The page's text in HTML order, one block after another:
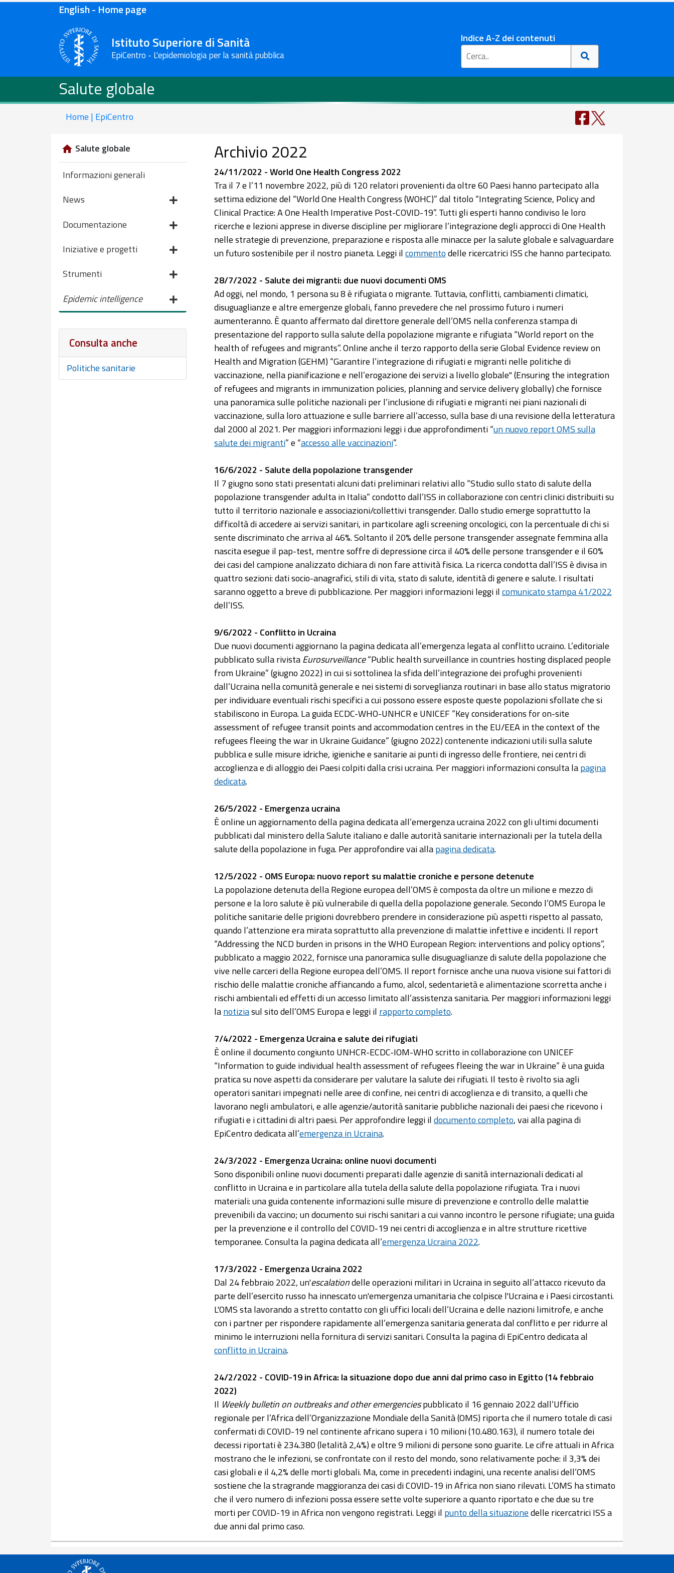
English - Home page
Istituto Superiore di Sanità
EpiCentro - L'epidemiologia per la sanità pubblica
Indice A-Z dei contenuti
Salute globale
Home | EpiCentro
Salute globale
Informazioni generali
News
Documentazione
Iniziative e progetti
Strumenti
Epidemic intelligence
Consulta anche
Politiche sanitarie
Archivio 2022
24/11/2022 - World One Health Congress 2022
Tra il 7 e l’11 novembre 2022, più di 120 relatori provenienti da oltre 60 Paesi hanno partecipato alla
settima edizione del “World One Health Congress (WOHC)” dal titolo “Integrating Science, Policy and
Clinical Practice: A One Health Imperative Post-COVID-19”. Tutti gli esperti hanno condiviso le loro
ricerche e lezioni apprese in diverse discipline per migliorare l’integrazione degli approcci di One Health
nelle strategie di prevenzione, preparazione e risposta alle minacce per la salute globale e salvaguardare
un futuro sostenibile per il nostro pianeta. Leggi ilcommentodelle ricercatrici ISS che hanno partecipato.
28/7/2022 - Salute dei migranti: due nuovi documenti OMS
Ad oggi, nel mondo, 1 persona su 8 è rifugiata o migrante. Tuttavia, conflitti, cambiamenti climatici,
disuguaglianze e altre emergenze globali, fanno prevedere che nel prossimo futuro i numeri
aumenteranno. È quanto affermato dal direttore generale dell’OMS nella conferenza stampa di
presentazione del rapporto sulla salute della popolazione migrante e rifugiata “World report on the
health of refugees and migrants”. Online anche il terzo rapporto della serie Global Evidence review on
Health and Migration (GEHM) “Garantire l’integrazione di rifugiati e migranti nelle politiche di
vaccinazione, nella pianificazione e nell’erogazione dei servizi a livello globale" (Ensuring the integration
of refugees and migrants in immunization policies, planning and service delivery globally) che fornisce
una panoramica sulle politiche nazionali per l’inclusione di rifugiati e migranti nei piani nazionali di
vaccinazione, sulla loro attuazione e sulle barriere all’accesso, sulla base di una revisione della letteratura
dal 2000 al 2021. Per maggiori informazioni leggi i due approfondimenti “un nuovo report OMS sulla
salute dei migranti” e “accesso alle vaccinazioni”.
16/6/2022 - Salute della popolazione transgender
Il 7 giugno sono stati presentati alcuni dati preliminari relativi allo “Studio sullo stato di salute della
popolazione transgender adulta in Italia” condotto dall’ISS in collaborazione con centri clinici distribuiti su
tutto il territorio nazionale e associazioni/collettivi transgender. Dallo studio emerge soprattutto la
difficoltà di accedere ai servizi sanitari, in particolare agli screening oncologici, con la percentuale di chi si
sente discriminato che arriva al 46%. Soltanto il 20% delle persone transgender assegnate femmina alla
nascita esegue il pap-test, mentre soffre di depressione circa il 40% delle persone transgender e il 60%
dei casi del campione analizzato dichiara di non fare attività fisica. La ricerca condotta dall’ISS è divisa in
quattro sezioni: dati socio-anagrafici, stili di vita, stato di salute, identità di genere e salute. I risultati
saranno oggetto a breve di pubblicazione. Per maggiori informazioni leggi ilcomunicato stampa 41/2022
dell’ISS.
9/6/2022 - Conflitto in Ucraina
Due nuovi documenti aggiornano la pagina dedicata all’emergenza legata al conflitto ucraino. L’editoriale
pubblicato sulla rivistaEurosurveillance“Public health surveillance in countries hosting displaced people
from Ukraine” (giugno 2022) in cui si sottolinea la sfida dell’integrazione dei profughi provenienti
dall’Ucraina nella comunità generale e nei sistemi di sorveglianza routinari in base allo status migratorio
per individuare eventuali rischi specifici a cui possono essere esposte queste popolazioni sfollate che si
stabiliscono in Europa. La guida ECDC-WHO-UNHCR e UNICEF “Key considerations for on-site
assessment of refugee transit points and accommodation centres in the EU/EEA in the context of the
refugees fleeing the war in Ukraine Guidance” (giugno 2022) contenente indicazioni utili sulla salute
pubblica e sulle misure idriche, igieniche e sanitarie ai punti di ingresso delle frontiere, nei centri di
accoglienza e di alloggio dei Paesi colpiti dalla crisi ucraina. Per maggiori informazioni consulta lapagina
dedicata.
26/5/2022 - Emergenza ucraina
È online un aggiornamento della pagina dedicata all’emergenza ucraina 2022 con gli ultimi documenti
pubblicati dal ministero della Salute italiano e dalle autorità sanitarie internazionali per la tutela della
salute della popolazione in fuga. Per approfondire vai allapagina dedicata.
12/5/2022 - OMS Europa: nuovo report su malattie croniche e persone detenute
La popolazione detenuta della Regione europea dell’OMS è composta da oltre un milione e mezzo di
persone e la loro salute è più vulnerabile di quella della popolazione generale. Secondo l’OMS Europa le
politiche sanitarie delle prigioni dovrebbero prendere in considerazione più aspetti rispetto al passato,
quando l’attenzione era mirata soprattutto alla prevenzione di malattie infettive e incidenti. Il report
“Addressing the NCD burden in prisons in the WHO European Region: interventions and policy options”,
pubblicato a maggio 2022, fornisce una panoramica sulle disuguaglianze di salute della popolazione che
vive nelle carceri della Regione europea dell’OMS. Il report fornisce anche una nuova visione sui fattori di
rischio delle malattie croniche affiancando a fumo, alcol, sedentarietà e alimentazione scorretta anche i
rischi ambientali ed effetti di un accesso limitato all’assistenza sanitaria. Per maggiori informazioni leggi
lanotiziasul sito dell’OMS Europa e leggi il rapporto completo.
7/4/2022 - Emergenza Ucraina e salute dei rifugiati
È online il documento congiunto UNHCR-ECDC-IOM-WHO scritto in collaborazione con UNICEF
“Information to guide individual health assessment of refugees fleeing the war in Ukraine” è una guida
pratica su nove aspetti da considerare per valutare la salute dei rifugiati. Il testo è rivolto sia agli
operatori sanitari impegnati nelle aree di confine, nei centri di accoglienza e di transito, a quelli che
lavorano negli ambulatori, e alle agenzie/autorità sanitarie pubbliche nazionali dei paesi che ricevono i
rifugiati e i cittadini di altri paesi. Per approfondire leggi ildocumento completo, vai alla pagina di
EpiCentro dedicata all’emergenza in Ucraina.
24/3/2022 - Emergenza Ucraina: online nuovi documenti
Sono disponibili online nuovi documenti preparati dalle agenzie di sanità internazionali dedicati al
conflitto in Ucraina e in particolare alla tutela della salute della popolazione rifugiata. Tra i nuovi
materiali: una guida contenente informazioni sulle misure di prevenzione e controllo delle malattie
prevenibili da vaccino; un documento sui rischi sanitari a cui vanno incontro le persone rifugiate; una guida
per la prevenzione e il controllo del COVID-19 nei centri di accoglienza e in altre strutture ricettive
temporanee. Consulta la pagina dedicata all’emergenza Ucraina 2022.
17/3/2022 - Emergenza Ucraina 2022
Dal 24 febbraio 2022, un'escalationdelle operazioni militari in Ucraina in seguito all’attacco ricevuto da
parte dell’esercito russo ha innescato un'emergenza umanitaria che colpisce l'Ucraina e i Paesi circostanti.
L'OMS sta lavorando a stretto contatto con gli uffici locali dell’Ucraina e delle nazioni limitrofe, e anche
con i partner per rispondere rapidamente all’emergenza sanitaria generata dal conflitto e per ridurre al
minimo le interruzioni nella fornitura di servizi sanitari. Consulta la pagina di EpiCentro dedicata al
conflitto in Ucraina.
24/2/2022 - COVID-19 in Africa: la situazione dopo due anni dal primo caso in Egitto (14 febbraio
2022)
Il Weekly bulletin on outbreaks and other emergenciespubblicato il 16 gennaio 2022 dall’Ufficio
regionale per l’Africa dell’Organizzazione Mondiale della Sanità (OMS) riporta che il numero totale di casi
confermati di COVID-19 nel continente africano supera i 10 milioni (10.480.163), il numero totale dei
decessi riportati è 234.380 (letalità 2,4%) e oltre 9 milioni di persone sono guarite. Le cifre attuali in Africa
mostrano che le infezioni, se confrontate con il resto del mondo, sono relativamente poche: il 3,3% dei
casi globali e il 4,2% delle morti globali. Ma, come in precedenti indagini, una recente analisi dell’OMS
sostiene che la stragrande maggioranza dei casi di COVID-19 in Africa non siano rilevati. L’OMS ha stimato
che il vero numero di infezioni possa essere sette volte superiore a quanto riportato e che due su tre
morti per COVID-19 in Africa non vengono registrati. Leggi il punto della situazionedelle ricercatrici ISS a
due anni dal primo caso.